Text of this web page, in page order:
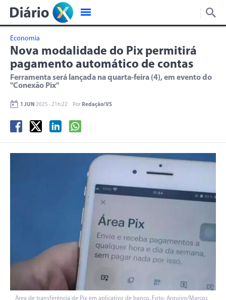
Economia
Nova modalidade do Pix permitirá
pagamento automático de contas
Ferramenta será lançada na quarta-feira (4), em evento do
"Conexão Pix"
1 JUN 2025 - 21h:22 Por Redação/VS
Área de transferência de Pix em aplicativo de banco. Foto: Arquivo/Marcos